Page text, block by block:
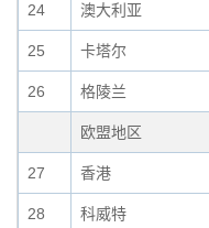
24 澳大利亚
25 卡塔尔
26 格陵兰
欧盟地区
27 香港
28 科威特